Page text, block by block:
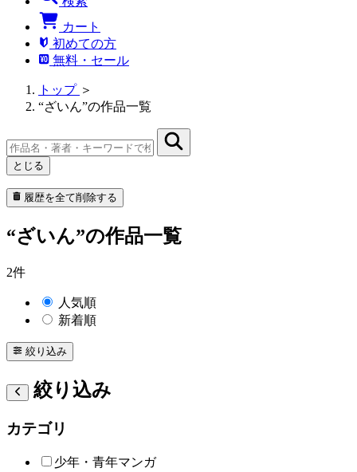
カート
初めての方
無料・セール
トップ ＞
“ざいん”の作品一覧
とじる
履歴を全て削除する
“ざいん”の作品一覧
2件
人気順
新着順
絞り込み
絞り込み
カテゴリ
少年・青年マンガ